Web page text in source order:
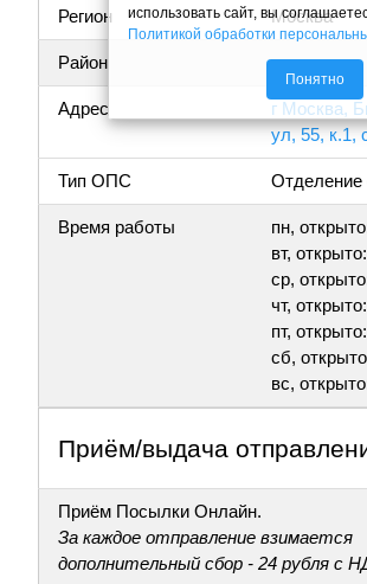
Регион Москва
Район
Адрес
г Москва,
ул, 55, к.1,
Тип ОПС Отделение
Время работы
пн,
вт,
ср,
чт,
пт,
сб,
вс,
Приём/выдача
Приём Посылки Онлайн.
За каждое отправление взимается
дополнительный сбор - 24 рубля с
использовать сайт, вы
Политикой обработки
Понятно